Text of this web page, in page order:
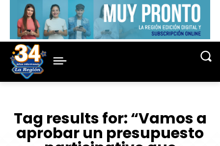
Tag results for:“Vamos a
aprobar un presupuesto